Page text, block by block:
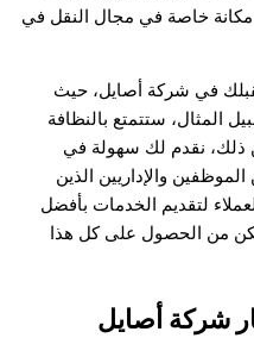
منذ عام 2014م لتحتل مكانة خاصة في مجال النقل في
في شركة أصايل، حيث
المثال، ستتمتع بالنظافة
ذلك، نقدم لك سهولة في
والإداريين الذين
لتقديم الخدمات بأفضل
من الحصول على كل هذا
شركة أصايل